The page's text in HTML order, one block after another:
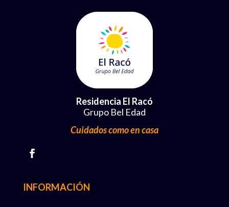
Residencia El Racó
Grupo Bel Edad
Cuidados como en casa
INFORMACIÓN